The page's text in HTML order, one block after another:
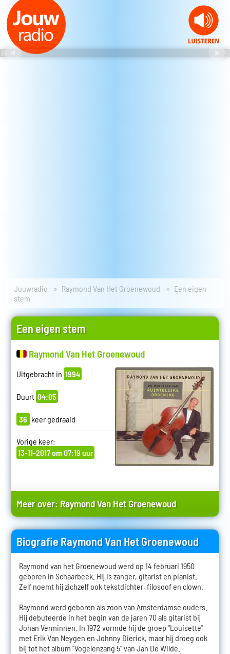
Jouwradio Raymond Van Het Groenewoud
Een eigen
stem
Een eigen stem
Raymond Van Het Groenewoud
Uitgebracht in 1994
Duurt 04:05
36 keer gedraaid
Vorige keer:
13-11-2017 om 07:19 uur
Meer over: Raymond Van Het Groenewoud
Biografie Raymond Van Het Groenewoud
Raymond van het Groenewoud werd op 14 februari 1950
geboren in Schaarbeek. Hij is zanger, gitarist en pianist.
Zelf noemt hij zichzelf ook tekstdichter, filosoof en clown.
Raymond werd geboren als zoon van Amsterdamse ouders.
Hij debuteerde in het begin van de jaren 70 als gitarist bij
Johan Verminnen. In 1972 vormde hij de groep "Louisette"
met Erik Van Neygen en Johnny Dierick, maar hij droeg ook
bij tot het album "Vogelenzang 5" van Jan De Wilde.